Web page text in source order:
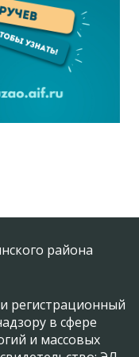
района
регистрационный
в сфере
и массовых